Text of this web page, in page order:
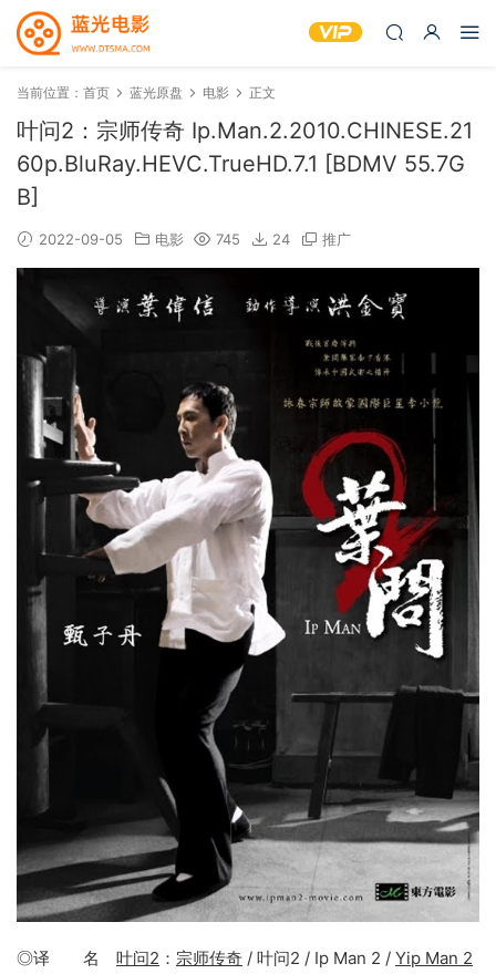
当前位置： 首页 蓝光原盘 电影 正文
叶问2：宗师传奇 Ip.Man.2.2010.CHINESE.21
60p.BluRay.HEVC.TrueHD.7.1 [BDMV 55.7G
B]
2022-09-05 电影 745 24 推广
◎译 名 叶问2 ： 宗师传奇 / 叶问2 / Ip Man 2 / Yip Man 2